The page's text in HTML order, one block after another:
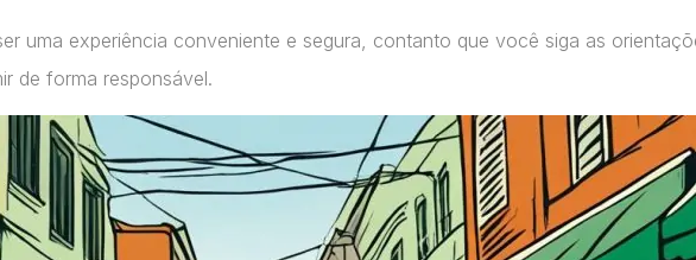
uma experiência conveniente e segura, contanto que você siga as
de forma responsável.